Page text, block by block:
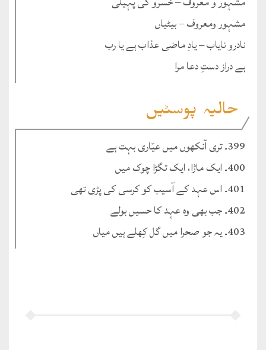
مشہور ومعروف – بیٹیاں
نادرو نایاب – یادِ ماضی عذاب ہے یا رب
ہے دراز دستِ دعا مرا
حالیہ پوسٹیں
399۔ تری آنکھوں میں عیّاری بہت ہے
400۔ ایک ماڑا، ایک تگڑا چوک میں
401۔ اس عہد کے آسیب کو کرسی کی پڑی تھی
402۔ جب بھی وہ عہد کا حسیں بولے
403۔ یہ جو صحرا میں گل کِھلے ہیں میاں